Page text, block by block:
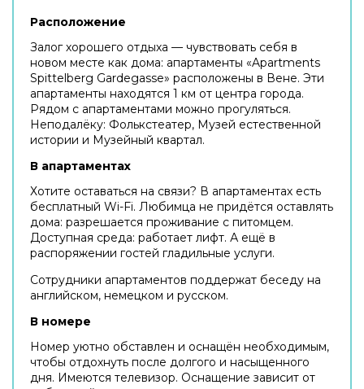
Расположение
Залог хорошего отдыха — чувствовать себя в
новом месте как дома: апартаменты «Apartments
Spittelberg Gardegasse» расположены в Вене. Эти
апартаменты находятся 1 км от центра города.
Рядом с апартаментами можно прогуляться.
Неподалёку: Фолькстеатер, Музей естественной
истории и Музейный квартал.
В апартаментах
Хотите оставаться на связи? В апартаментах есть
бесплатный Wi-Fi. Любимца не придётся оставлять
дома: разрешается проживание с питомцем.
Доступная среда: работает лифт. А ещё в
распоряжении гостей гладильные услуги.
Сотрудники апартаментов поддержат беседу на
английском, немецком и русском.
В номере
Номер уютно обставлен и оснащён необходимым,
чтобы отдохнуть после долгого и насыщенного
дня. Имеются телевизор. Оснащение зависит от